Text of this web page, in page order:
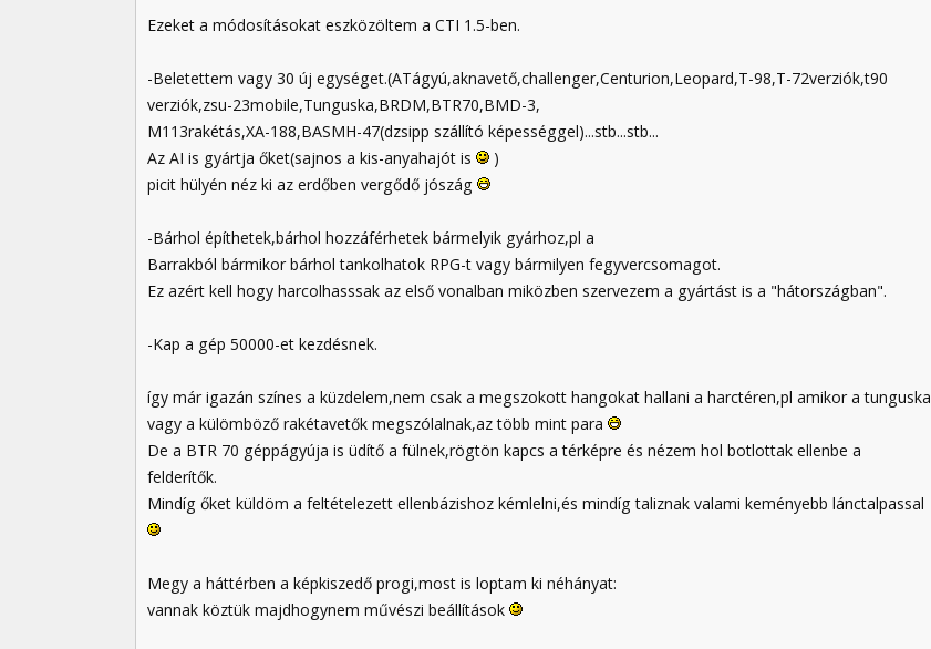
Ezeket a módosításokat eszközöltem a CTI 1.5-ben.
-Beletettem vagy 30 új egységet.(ATágyú,aknavető,challenger,Centurion,Leopard,T-98,T-72verziók,t90
verziók,zsu-23mobile,Tunguska,BRDM,BTR70,BMD-3,
M113rakétás,XA-188,BASMH-47(dzsipp szállító képességgel)...stb...stb...
Az AI is gyártja őket(sajnos a kis-anyahajót is
)
picit hülyén néz ki az erdőben vergődő jószág
-Bárhol építhetek,bárhol hozzáférhetek bármelyik gyárhoz,pl a
Barrakból bármikor bárhol tankolhatok RPG-t vagy bármilyen fegyvercsomagot.
Ez azért kell hogy harcolhasssak az első vonalban miközben szervezem a gyártást is a "hátországban".
-Kap a gép 50000-et kezdésnek.
így már igazán színes a küzdelem,nem csak a megszokott hangokat hallani a harctéren,pl amikor a tunguska
vagy a külömböző rakétavetők megszólalnak,az több mint para
De a BTR 70 géppágyúja is üdítő a fülnek,rögtön kapcs a térképre és nézem hol botlottak ellenbe a
felderítők.
Mindíg őket küldöm a feltételezett ellenbázishoz kémlelni,és mindíg taliznak valami keményebb lánctalpassal
Megy a háttérben a képkiszedő progi,most is loptam ki néhányat:
vannak köztük majdhogynem művészi beállítások